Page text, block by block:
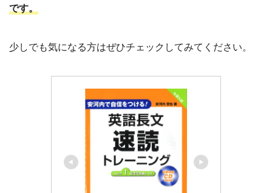
です。
少しでも気になる方はぜひチェックしてみてください。